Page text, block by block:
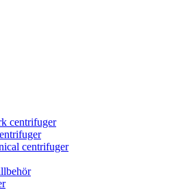
centrifuger
centrifuger